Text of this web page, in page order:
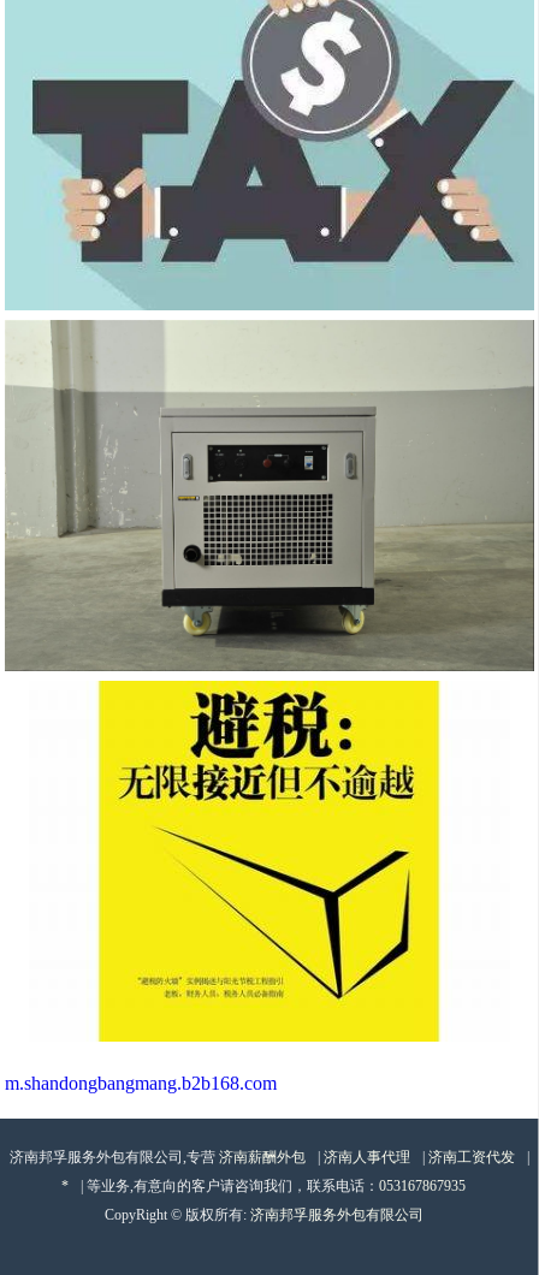
m.shandongbangmang.b2b168.com
济南邦孚服务外包有限公司,专营 济南薪酬外包 济南人事代理 济南工资代发
*
| 等业务,有意向的客户请咨询我们，联系电话： 053167867935
CopyRight © 版权所有: 济南邦孚服务外包有限公司